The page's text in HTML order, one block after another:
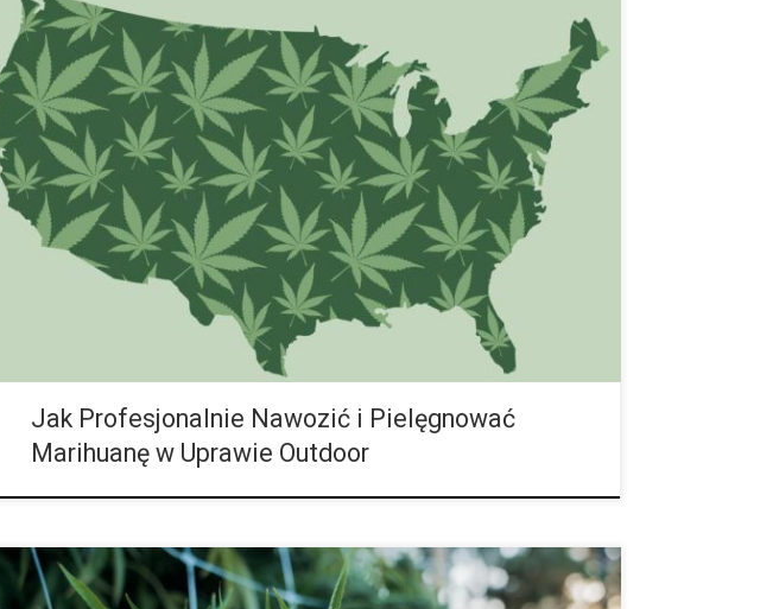
Letnie Wyzwania: Jak Profesjonalnie Nawozić i Pielęgnować Marihuanę w Uprawie
Outdoorowej Lato to kluczowy okres dla miłośników konopi uprawianych pod gołym
niebem. Wysokie temperatury, długie dni słoneczne, zmienna wilgotność i silne
promieniowanie UV – wszystko to intensyfikuje procesy wzrostu, ale jednocześnie
zwiększa ryzyko problemów uprawowych. Uprawa konopi na zewnątrz wymaga
precyzyjnego podejścia do nawadniania, nawożenia i monitorowania warunków
atmosferycznych, by maksymalnie wykorzystać potencjał roślin i zapewnić obfite
zbiory jesienią. W […]
Jak Profesjonalnie Nawozić i Pielęgnować
Marihuanę w Uprawie Outdoor